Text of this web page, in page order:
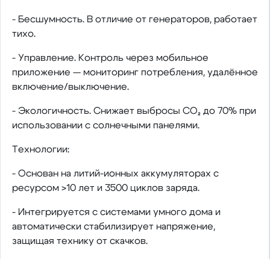
- Бесшумность. В отличие от генераторов, работает
тихо.
- Управление. Контроль через мобильное
приложение — мониторинг потребления, удалённое
включение/выключение.
- Экологичность. Снижает выбросы CO₂ до 70% при
использовании с солнечными панелями.
Технологии:
- Основан на литий-ионных аккумуляторах с
ресурсом >10 лет и 3500 циклов заряда.
- Интегрируется с системами умного дома и
автоматически стабилизирует напряжение,
защищая технику от скачков.